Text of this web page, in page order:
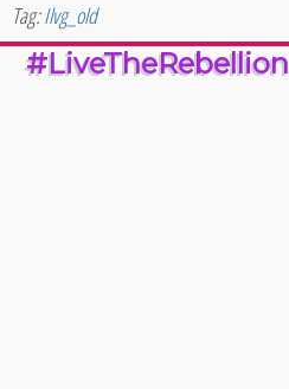
Tag:Ilvg_old
#LiveTheRebellion